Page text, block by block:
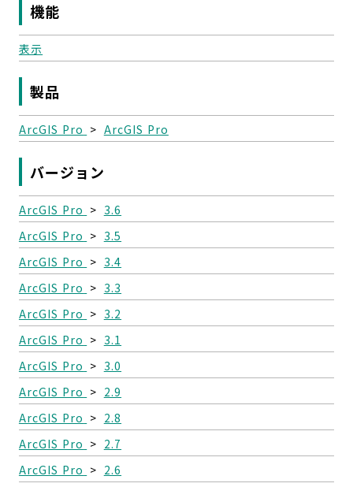
機能
表示
製品
ArcGIS Pro > ArcGIS Pro
バージョン
ArcGIS Pro > 3.6
ArcGIS Pro > 3.5
ArcGIS Pro > 3.4
ArcGIS Pro > 3.3
ArcGIS Pro > 3.2
ArcGIS Pro > 3.1
ArcGIS Pro > 3.0
ArcGIS Pro > 2.9
ArcGIS Pro > 2.8
ArcGIS Pro > 2.7
ArcGIS Pro > 2.6